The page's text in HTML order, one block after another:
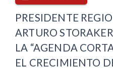
PRESIDENTE
ARTURO
LA “AGENDA
EL CRECIMIENTO